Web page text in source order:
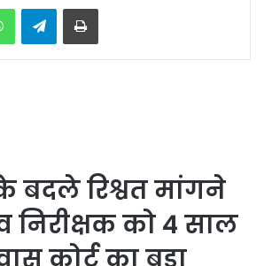
WhatsAppTelegramPrint